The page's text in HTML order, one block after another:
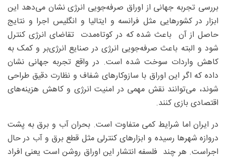
بررسی تجربه جهانی از اوراق صرفه‌جویی انرژی نشان می‌دهد این
ابزار در کشورهایی مثل فرانسه و ایتالیا و انگلیس اجرا و نتایج
حاصل از آن باعث شده که در کوتاه‌مدت تقاضای انرژی کنترل
شود و البته باعث صرفه‌جویی انرژی در صنایع انرژی‌بر و کمک به
کاهش واردات سوخت شده است. در واقع تجربه جهانی نشان
داده که اگر این اوراق با سازوکارهای شفاف و نظارت دقیق طراحی
شوند، می‌توانند نقش مهمی در امنیت انرژی و کاهش هزینه‌های
اقتصادی بازی کنند.
در ایران اما شرایط کمی متفاوت است. بحران آب و برق به پشت
دروازه شهرها رسیده و ابزارهای کنترلی مثل قطع برق و آب در حال
اجراست. هر چند فلسفه انتشار این اوراق روشن است یعنی افراد